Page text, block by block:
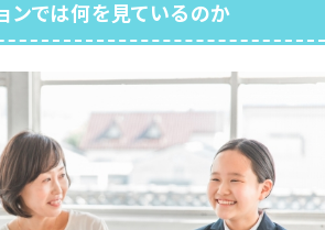
ンでは何を見ているのか